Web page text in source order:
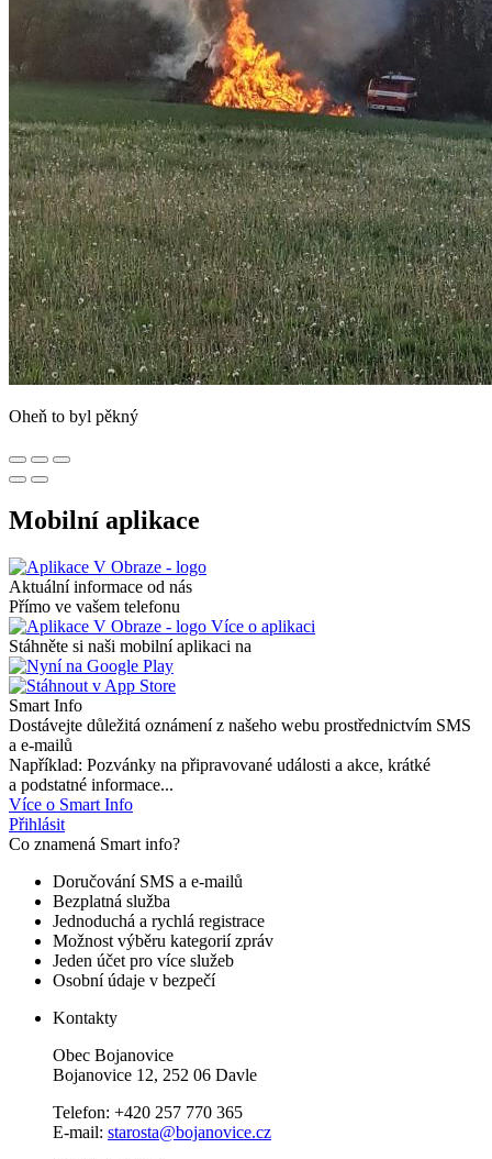
Oheň to byl pěkný
Mobilní aplikace
Aktuální informace od nás
Přímo ve vašem telefonu
Více o aplikaci
Stáhněte si naši mobilní aplikaci na
Smart Info
Dostávejte důležitá oznámení z našeho webu prostřednictvím SMS
a e-mailů
Například: Pozvánky na připravované události a akce, krátké
a podstatné informace...
Více o Smart Info
Přihlásit
Co znamená Smart info?
Doručování SMS a e-mailů
Bezplatná služba
Jednoduchá a rychlá registrace
Možnost výběru kategorií zpráv
Jeden účet pro více služeb
Osobní údaje v bezpečí
Kontakty
Obec Bojanovice
Bojanovice 12, 252 06 Davle
Telefon: +420 257 770 365
E-mail: starosta@bojanovice.cz